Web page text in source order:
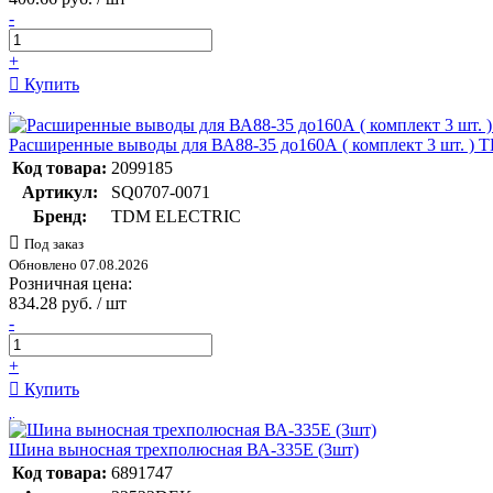
-
+
Купить
Расширенные выводы для ВА88-35 до160А ( комплект 3 шт. )
Код товара: 2099185
Артикул:
SQ0707-0071
Бренд:
TDM ELECTRIC
Под заказ
Обновлено 07.08.2026
Розничная цена:
834.28 руб. / шт
-
+
Купить
Шина выносная трехполюсная ВА-335E (3шт)
Код товара: 6891747